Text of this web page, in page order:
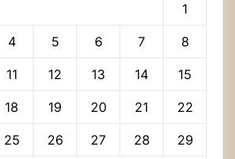
1
4 5 6 7 8
11 12 13 14 15
18 19 20 21 22
25 26 27 28 29